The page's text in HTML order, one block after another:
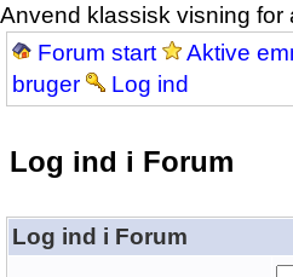
Anvend klassisk visning for
Forum start
Aktive
bruger
Log ind
Log ind i Forum
Log ind i Forum